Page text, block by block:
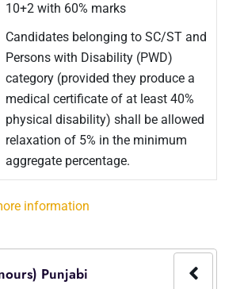
10+2 with 60% marks
Candidates belonging to SC/ST and
Persons with Disability (PWD)
category (provided they produce a
medical certificate of at least 40%
physical disability) shall be allowed
relaxation of 5% in the minimum
aggregate percentage.
information
Punjabi